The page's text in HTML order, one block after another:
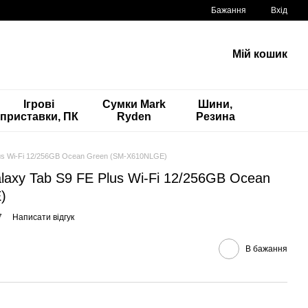
Бажання Вхід
Мій кошик
Ігрові
приставки, ПК
Сумки Mark
Ryden
Шини,
Резина
Wi-Fi 12/256GB Ocean Green (SM-X610NLGE)
Tab S9 FE Plus Wi-Fi 12/256GB Ocean
Написати відгук
В бажання